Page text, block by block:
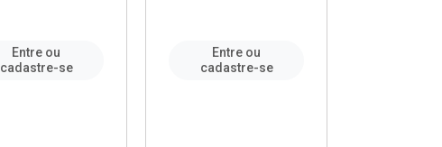
Entre ou
cadastre-se
Entre ou
cadastre-se